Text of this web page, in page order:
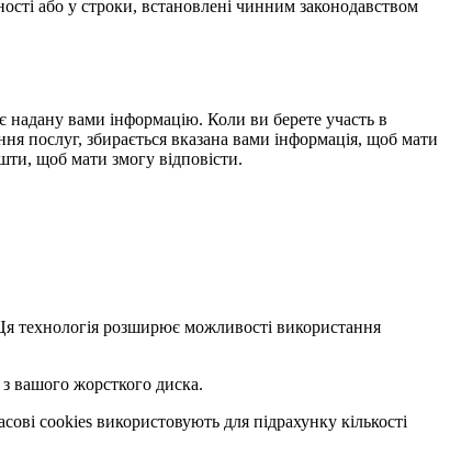
або у строки, встановлені чинним законодавством
надану вами інформацію. Коли ви берете участь в
послуг, збирається вказана вами інформація, щоб мати
щоб мати змогу відповісти.
технологія розширює можливості використання
вашого жорсткого диска.
cookies використовують для підрахунку кількості